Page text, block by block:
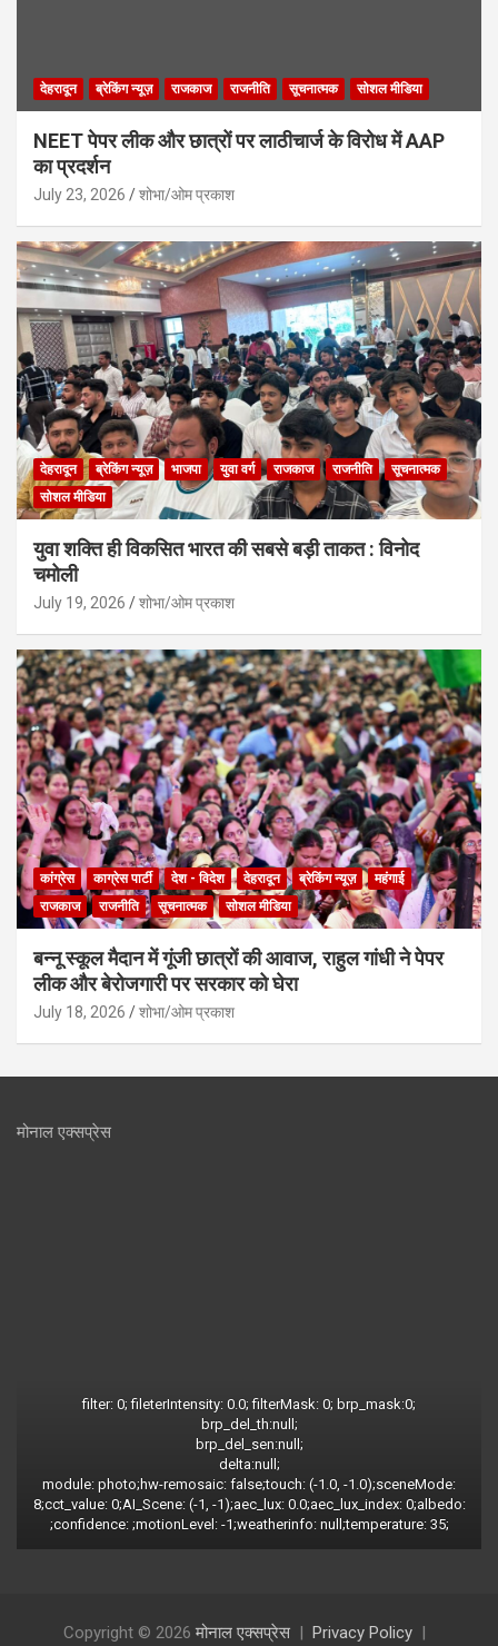
देहरादून ब्रेकिंग न्यूज़ राजकाज राजनीति सूचनात्मक सोशल मीडिया
NEET पेपर लीक और छात्रों पर लाठीचार्ज के विरोध में AAP
का प्रदर्शन
July 23, 2026 शोभा/ओम प्रकाश
देहरादून ब्रेकिंग न्यूज़ भाजपा युवा वर्ग राजकाज राजनीति
सूचनात्मक
सोशल मीडिया
युवा शक्ति ही विकसित भारत की सबसे बड़ी ताकत : विनोद
चमोली
July 19, 2026 शोभा/ओम प्रकाश
कांग्रेस काग्रेस पार्टी देश - विदेश देहरादून ब्रेकिंग न्यूज़
महंगाई
राजकाज
राजनीति सूचनात्मक सोशल मीडिया
बन्नू स्कूल मैदान में गूंजी छात्रों की आवाज, राहुल गांधी ने पेपर
लीक और बेरोजगारी पर सरकार को घेरा
July 18, 2026 शोभा/ओम प्रकाश
मोनाल एक्सप्रेस
filter: 0; fileterIntensity: 0.0; filterMask: 0; brp_mask:0;
brp_del_th:null;
brp_del_sen:null;
delta:null;
module: photo;hw-remosaic: false;touch: (-1.0, -1.0);sceneMode:
8;cct_value: 0;AI_Scene: (-1, -1);aec_lux: 0.0;aec_lux_index: 0;albedo:
;confidence: ;motionLevel: -1;weatherinfo: null;temperature: 35;
Copyright © 2026 मोनाल एक्सप्रेस Privacy Policy